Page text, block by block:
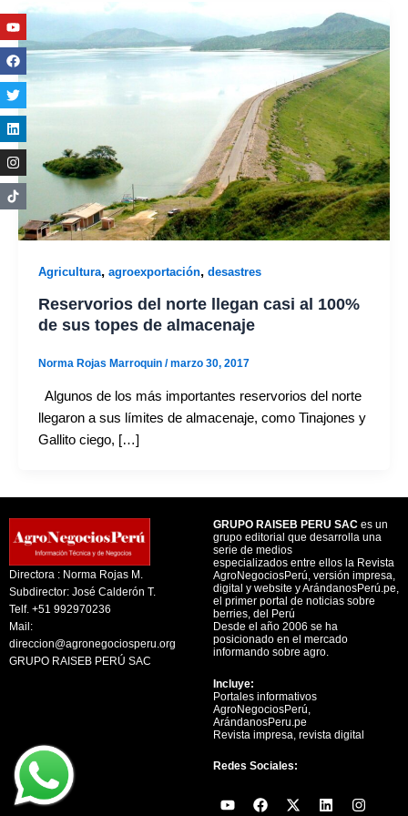
Agricultura, agroexportación, desastres
Reservorios del norte llegan casi al 100%
de sus topes de almacenaje
Norma Rojas Marroquin /marzo 30, 2017
Algunos de los más importantes reservorios del norte
llegaron a sus límites de almacenaje, como Tinajones y
Gallito ciego, […]
Directora : Norma Rojas M.
Subdirector: José Calderón T.
Telf. +51 992970236
Mail:
direccion@agronegociosperu.org
GRUPO RAISEB PERÚ SAC
GRUPO RAISEB PERU SAC es un
grupo editorial que desarrolla una
serie de medios
especializados entre ellos la Revista
AgroNegociosPerú, versión impresa,
digital y website y ArándanosPerú.pe,
el primer portal de noticias sobre
berries, del Perú
Desde el año 2006 se ha
posicionado en el mercado
informando sobre agro.
Incluye:
Portales informativos
AgroNegociosPerú,
ArándanosPeru.pe
Revista impresa, revista digital
Redes Sociales:
Y
o
F
a
X
-
L
i
I
n
Youtube
Facebook
Twitter
Linkedin
Instagram